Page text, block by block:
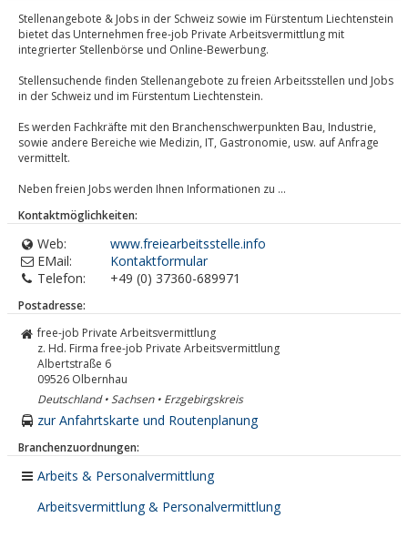
Stellenangebote & Jobs in der Schweiz sowie im Fürstentum Liechtenstein
bietet das Unternehmen free-job Private Arbeitsvermittlung mit
integrierter Stellenbörse und Online-Bewerbung.
Stellensuchende finden Stellenangebote zu freien Arbeitsstellen und Jobs
in der Schweiz und im Fürstentum Liechtenstein.
Es werden Fachkräfte mit den Branchenschwerpunkten Bau, Industrie,
sowie andere Bereiche wie Medizin, IT, Gastronomie, usw. auf Anfrage
vermittelt.
Neben freien Jobs werden Ihnen Informationen zu ...
Kontaktmöglichkeiten:
Web:
www.freiearbeitsstelle.info
EMail:
Kontaktformular
Telefon:
+49 (0) 37360-689971
Postadresse:
free-job Private Arbeitsvermittlung
z. Hd. Firma free-job Private Arbeitsvermittlung
Albertstraße 6
09526 Olbernhau
Deutschland • Sachsen • Erzgebirgskreis
zur Anfahrtskarte und Routenplanung
Branchenzuordnungen:
Arbeits & Personalvermittlung
Arbeitsvermittlung & Personalvermittlung